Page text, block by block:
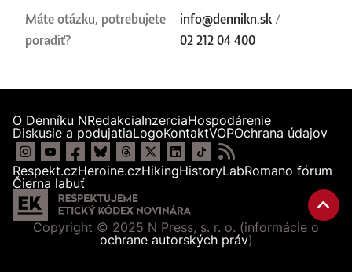
Máte otázku, potrebujete
poradiť?
info@dennikn.sk /
02 212 04 400
O Denníku NRedakciaInzerciaHospodárenie
Diskusie a podujatiaLogoKontaktVOPOchrana údajov
Respekt.czHeroine.czHikingHistoryLabRomano fórum
Čierna labuť
Copyright © 2025 N Press, s. r. o. (informácie o
ochrane autorských práv)